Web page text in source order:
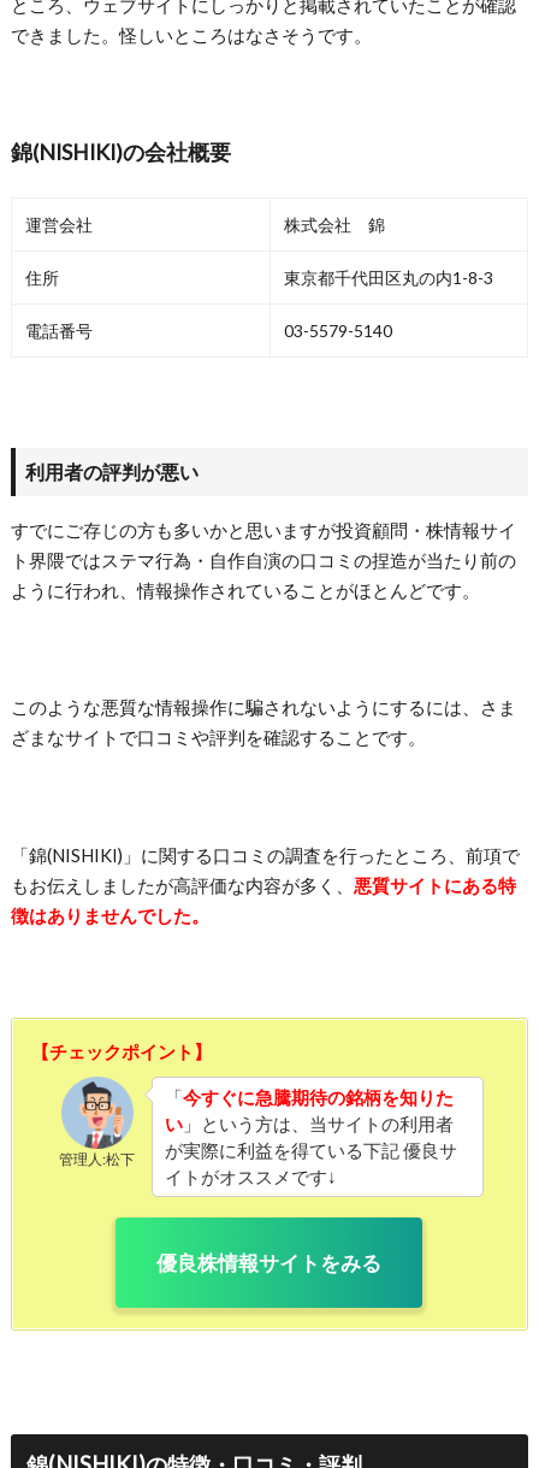
ところ、ウェブサイトにしっかりと掲載されていたことが確認
できました。怪しいところはなさそうです。
錦(NISHIKI)の会社概要
運営会社 株式会社 錦
住所 東京都千代田区丸の内1-8-3
電話番号 03-5579-5140
利用者の評判が悪い
すでにご存じの方も多いかと思いますが投資顧問・株情報サイ
ト界隈ではステマ行為・自作自演の口コミの捏造が当たり前の
ように行われ、情報操作されていることがほとんどです。
このような悪質な情報操作に騙されないようにするには、さま
ざまなサイトで口コミや評判を確認することです。
「錦(NISHIKI)」に関する口コミの調査を行ったところ、前項で
もお伝えしましたが高評価な内容が多く、 悪質サイトにある特
徴はありませんでした。
【チェックポイント】
管理人:松下
「今すぐに急騰期待の銘柄を知りた
い」という方は、当サイトの利用者
が実際に利益を得ている下記 優良サ
イトがオススメです↓
優良株情報サイトをみる